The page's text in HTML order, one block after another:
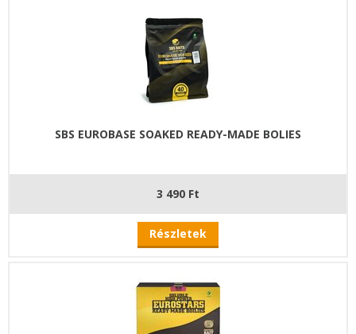
SBS EUROBASE SOAKED READY-MADE BOLIES
3 490 Ft
Részletek